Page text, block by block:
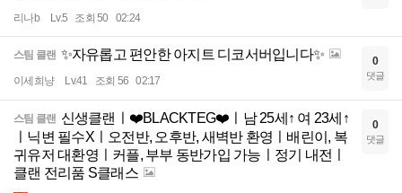
리나b Lv.5 조회 50 02:24
스팀 클랜 ✨자유롭고 편안한 아지트 디코서버입니다✨
이세희냥 Lv.41 조회 56 02:17
0
댓글
스팀 클랜 신생클랜ㅣ❤️BLACKTEG❤️ㅣ남 25세↑ 여 23세↑
ㅣ닉변 필수Xㅣ오전반, 오후반, 새벽반 환영ㅣ배린이, 복
귀유저 대환영ㅣ커플, 부부 동반가입 가능ㅣ정기 내전ㅣ
클랜 전리품 S클래스
0
댓글